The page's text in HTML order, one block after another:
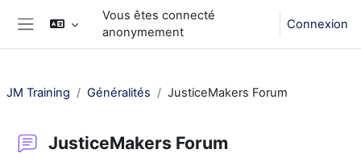
Passer au contenu principal
Panneau latéral
Vous êtes connecté
anonymement
Connexion
JM Training Généralités JusticeMakers Forum
JusticeMakers Forum